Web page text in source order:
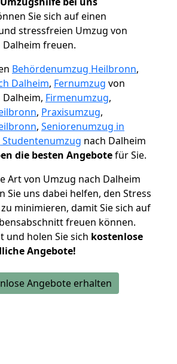
Sie sich auf einen
stressfreien Umzug von
freuen.
Behördenumzug Heilbronn,
Dalheim, Fernumzug von
Firmenumzug,
, Praxisumzug,
, Seniorenumzug in
Studentenumzug nach Dalheim
die besten Angebotefür Sie.
Art von Umzug nach Dalheim
Sie uns dabei helfen, den Stress
minimieren, damit Sie sich auf
freuen können.
und holen Sie sich kostenlose
Angebote!
Angebote erhalten